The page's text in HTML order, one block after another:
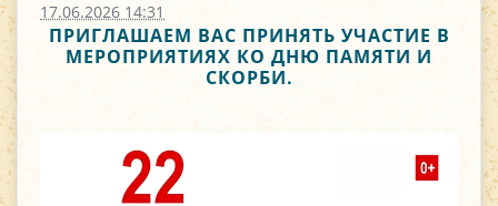
17.06.2026 14:31
ПРИГЛАШАЕМ ВАС ПРИНЯТЬ УЧАСТИЕ В
МЕРОПРИЯТИЯХ КО ДНЮ ПАМЯТИ И
СКОРБИ.